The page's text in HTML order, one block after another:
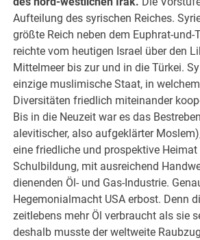
Aufteilung des syrischen Reiches.
größte Reich neben dem Euphrat-und-
reichte vom heutigen Israel über den
Mittelmeer bis zur und in die Türkei.
einzige muslimische Staat, in
Diversitäten friedlich miteinander
Bis in die Neuzeit war es das
alevitischer, also aufgeklärter
eine friedliche und prospektive
Schulbildung, mit ausreichend
dienenden Öl- und Gas-Industrie.
Hegemonialmacht USA erbost. Denn
zeitlebens mehr Öl verbraucht als sie
deshalb musste der weltweite